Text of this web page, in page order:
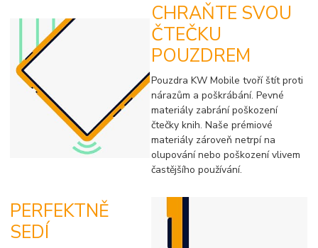
CHRAŇTE SVOU
ČTEČKU
POUZDREM
Pouzdra KW Mobile tvoří štít proti
nárazům a poškrábání. Pevné
materiály zabrání poškození
čtečky knih. Naše prémiové
materiály zároveň netrpí na
olupování nebo poškození vlivem
častějšího používání.
PERFEKTNĚ
SEDÍ